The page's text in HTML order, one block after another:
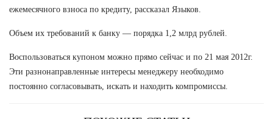
ежемесячного взноса по кредиту, рассказал Языков.
Объем их требований к банку — порядка 1,2 млрд рублей.
Воспользоваться купоном можно прямо сейчас и по 21 мая 2012г.
Эти разнонаправленные интересы менеджеру необходимо
постоянно согласовывать, искать и находить компромиссы.